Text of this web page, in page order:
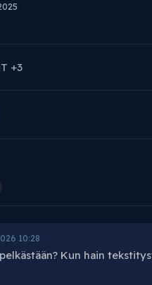
+3
10:28
Kun hain